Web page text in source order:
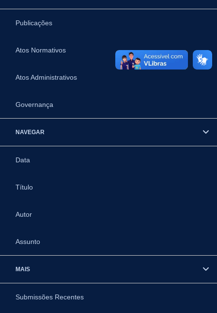
Publicações
Atos Normativos
Atos Administrativos
Governança
NAVEGAR
Data
Título
Autor
Assunto
MAIS
Submissões Recentes